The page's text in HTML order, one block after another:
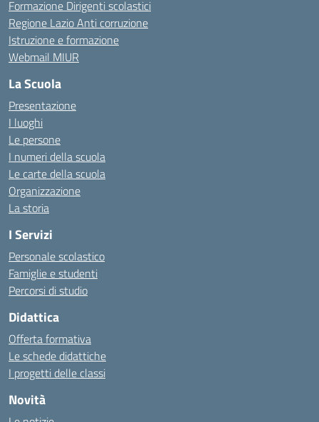
Formazione Dirigenti scolastici
Regione Lazio Anti corruzione
Istruzione e formazione
Webmail MIUR
La Scuola
Presentazione
I luoghi
Le persone
I numeri della scuola
Le carte della scuola
Organizzazione
La storia
I Servizi
Personale scolastico
Famiglie e studenti
Percorsi di studio
Didattica
Offerta formativa
Le schede didattiche
I progetti delle classi
Novità